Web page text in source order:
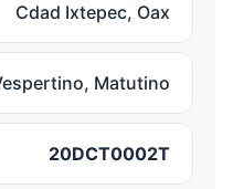
Cdad Ixtepec, Oax
Matutino
20DCT0002T